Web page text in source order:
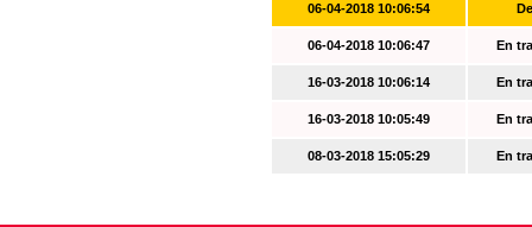
06-04-2018 10:06:54
06-04-2018 10:06:47 En
16-03-2018 10:06:14 En
16-03-2018 10:05:49 En
08-03-2018 15:05:29 En